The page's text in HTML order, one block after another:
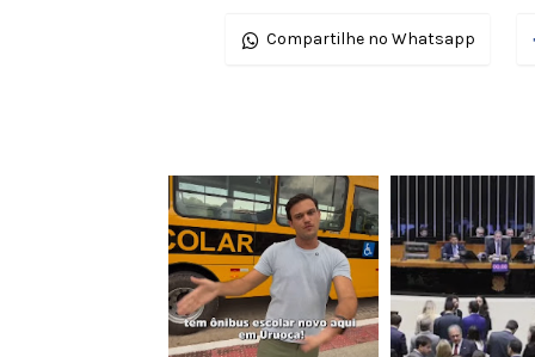
Compartilhe no Whatsapp